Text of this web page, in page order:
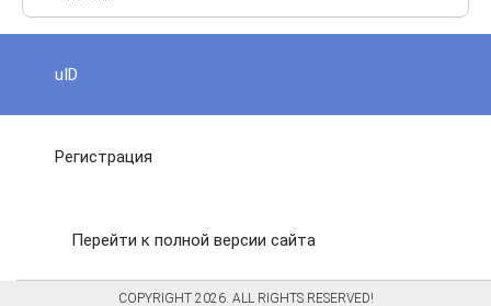
uID
Регистрация
Перейти к полной версии сайта
COPYRIGHT 2026. ALL RIGHTS RESERVED!